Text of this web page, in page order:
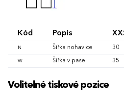
Kód Popis
N Šířka nohavice 30
W Šířka v pase 35
Volitelné tiskové pozice